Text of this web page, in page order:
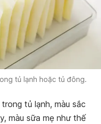
tủ lạnh hoặc tủ đông.
trong tủ lạnh, màu sắc
màu sữa mẹ như thế